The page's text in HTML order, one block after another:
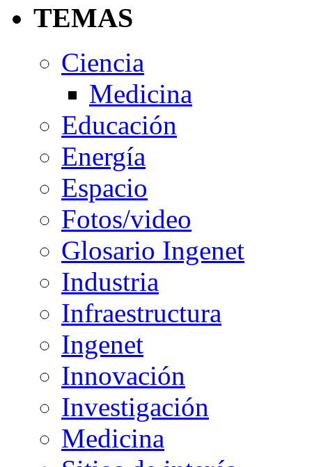
TEMAS
Ciencia
Medicina
Educación
Energía
Espacio
Fotos/video
Glosario Ingenet
Industria
Infraestructura
Ingenet
Innovación
Investigación
Medicina